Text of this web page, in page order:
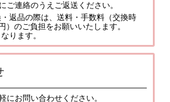
ご連絡のうえご返送ください。
返品の際は、送料・手数料（交換時
）のご負担をお願いいたします。
ります。
にお問い合わせください。